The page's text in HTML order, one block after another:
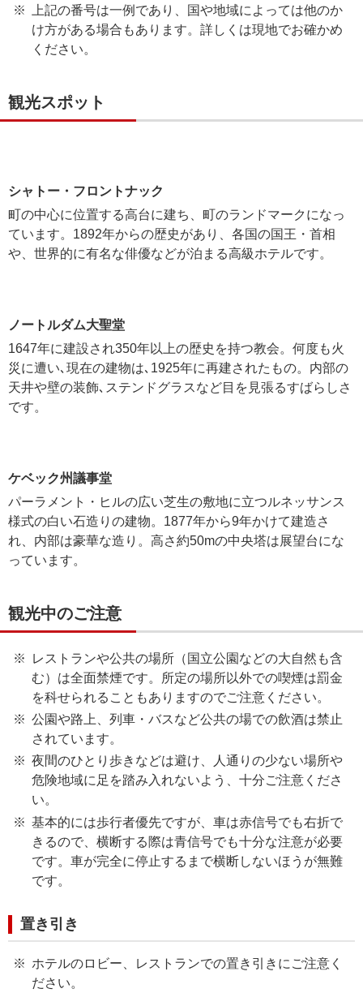
上記の番号は一例であり、国や地域によっては他のか
け方がある場合もあります。詳しくは現地でお確かめ
ください。
観光スポット
シャトー・フロントナック
町の中心に位置する高台に建ち、町のランドマークになっ
ています。1892年からの歴史があり、各国の国王・首相
や、世界的に有名な俳優などが泊まる高級ホテルです。
ノートルダム大聖堂
1647年に建設され350年以上の歴史を持つ教会。何度も火
災に遭い､現在の建物は､1925年に再建されたもの。内部の
天井や壁の装飾､ステンドグラスなど目を見張るすばらしさ
です。
ケベック州議事堂
パーラメント・ヒルの広い芝生の敷地に立つルネッサンス
様式の白い石造りの建物。1877年から9年かけて建造さ
れ、内部は豪華な造り。高さ約50mの中央塔は展望台にな
っています。
観光中のご注意
レストランや公共の場所（国立公園などの大自然も含
む）は全面禁煙です。所定の場所以外での喫煙は罰金
を科せられることもありますのでご注意ください。
公園や路上、列車・バスなど公共の場での飲酒は禁止
されています。
夜間のひとり歩きなどは避け、人通りの少ない場所や
危険地域に足を踏み入れないよう、十分ご注意くださ
い。
基本的には歩行者優先ですが、車は赤信号でも右折で
きるので、横断する際は青信号でも十分な注意が必要
です。車が完全に停止するまで横断しないほうが無難
です。
置き引き
ホテルのロビー、レストランでの置き引きにご注意く
ださい。